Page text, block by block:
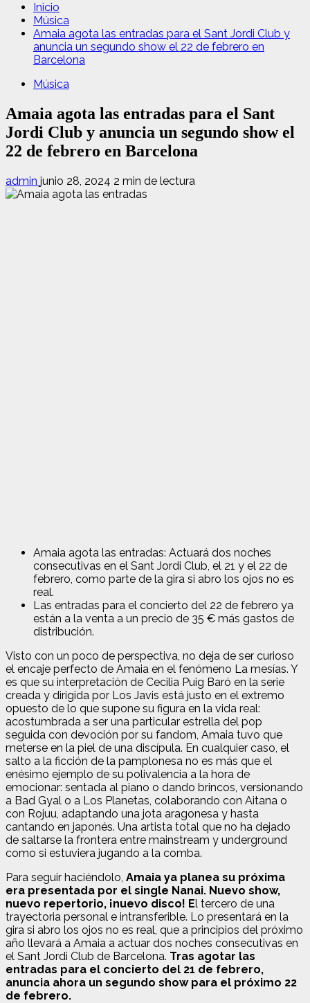
Inicio
Música
Amaia agota las entradas para el Sant Jordi Club y
anuncia un segundo show el 22 de febrero en
Barcelona
Música
Amaia agota las entradas para el Sant
Jordi Club y anuncia un segundo show el
22 de febrero en Barcelona
admin junio 28, 2024 2 min de lectura
Amaia agota las entradas: Actuará dos noches
consecutivas en el Sant Jordi Club, el 21 y el 22 de
febrero, como parte de la gira si abro los ojos no es
real.
Las entradas para el concierto del 22 de febrero ya
están a la venta a un precio de 35 € más gastos de
distribución.
Visto con un poco de perspectiva, no deja de ser curioso
el encaje perfecto de Amaia en el fenómeno La mesías. Y
es que su interpretación de Cecilia Puig Baró en la serie
creada y dirigida por Los Javis está justo en el extremo
opuesto de lo que supone su figura en la vida real:
acostumbrada a ser una particular estrella del pop
seguida con devoción por su fandom, Amaia tuvo que
meterse en la piel de una discípula. En cualquier caso, el
salto a la ficción de la pamplonesa no es más que el
enésimo ejemplo de su polivalencia a la hora de
emocionar: sentada al piano o dando brincos, versionando
a Bad Gyal o a Los Planetas, colaborando con Aitana o
con Rojuu, adaptando una jota aragonesa y hasta
cantando en japonés. Una artista total que no ha dejado
de saltarse la frontera entre mainstream y underground
como si estuviera jugando a la comba.
Para seguir haciéndolo, Amaia ya planea su próxima
era presentada por el single Nanai. Nuevo show,
nuevo repertorio, ¡nuevo disco! El tercero de una
trayectoria personal e intransferible. Lo presentará en la
gira si abro los ojos no es real, que a principios del próximo
año llevará a Amaia a actuar dos noches consecutivas en
el Sant Jordi Club de Barcelona. Tras agotar las
entradas para el concierto del 21 de febrero,
anuncia ahora un segundo show para el próximo 22
de febrero.